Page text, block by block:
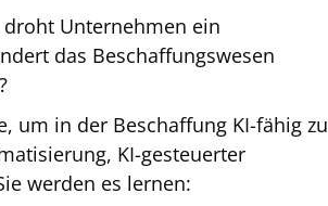
Unternehmen ein
das Beschaffungswesen
um in der Beschaffung KI-fähig zu
KI-gesteuerter
werden es lernen: